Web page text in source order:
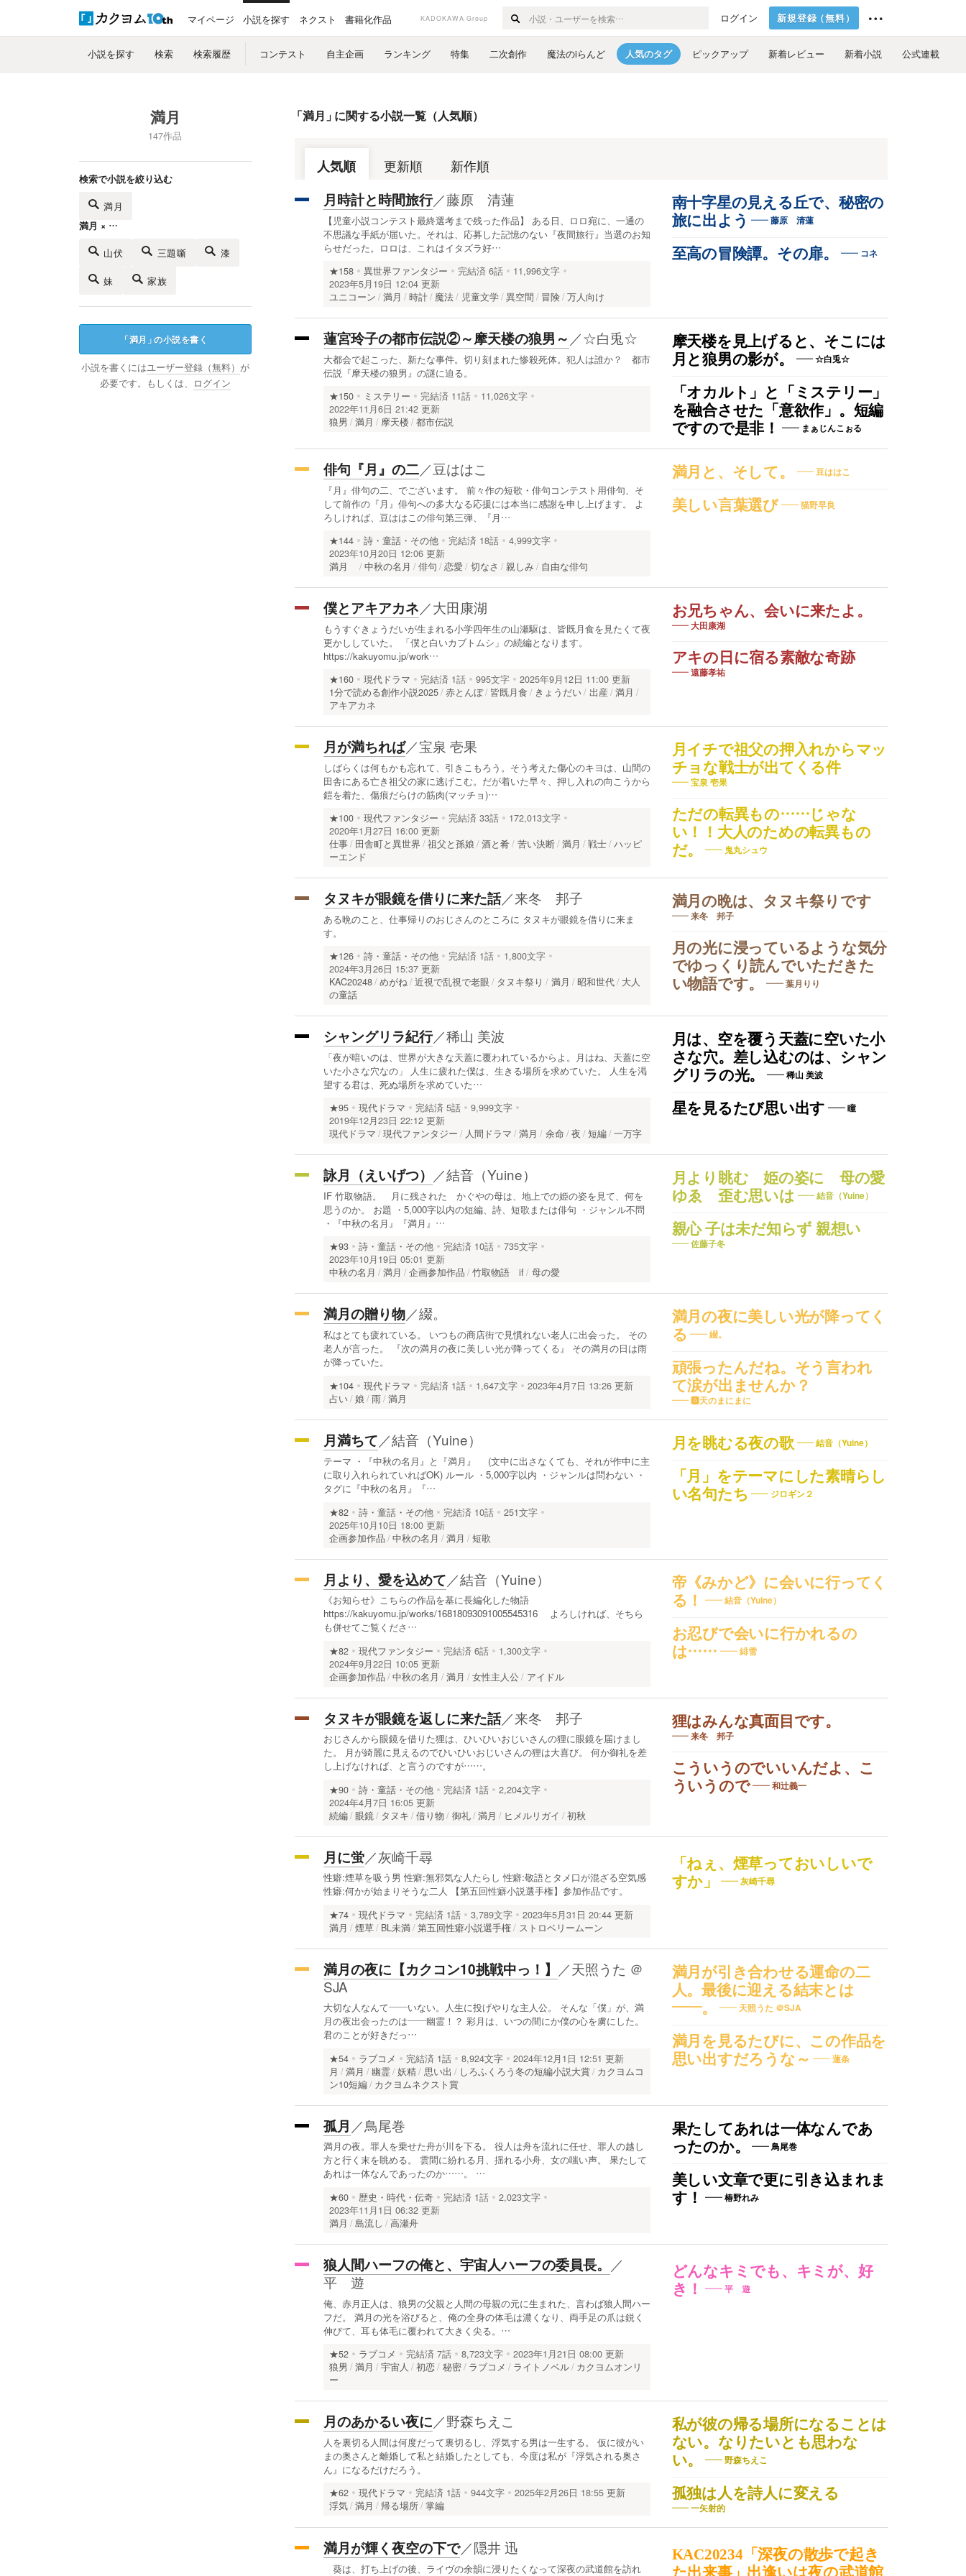
マイページ 小説を探す ネクスト 書籍化作品 KADOKAWA Group ログイン 新規登録（無料）
小説を探す 検索 検索履歴 コンテスト 自主企画 ランキング 特集 二次創作 魔法のiらんど 人気のタグ ピックアップ 新着レビュー 新着小説 公式連載
満月
147作品
検索で小説を絞り込む
満月
満月 × …
山伏 三題噺 漆
妹 家族
「満月 」の小説を書く
小説を書くにはユーザー登録（無料） が
必要です。もしくは、
ログイン
「満月 」に関する小説一覧（人気順）
人気順 更新順 新作順
南十字星の見える丘で、秘密の
旅に出よう
藤原 清蓮
至高の冒険譚。その扉。 コネ
月時計と時間旅行／藤原 清蓮
【児童小説コンテスト最終選考まで残った作品】 ある日、ロロ宛に、一通の
不思議な手紙が届いた。それは、応募した記憶のない『夜間旅行』当選のお知
らせだった。ロロは、これはイタズラ好…
★158 異世界ファンタジー 完結済 6話
11,996文字
2023年5月19日 12:04 更新
ユニコーン
満月 時計 魔法 児童文学 異空間 冒険 万人向け
摩天楼を見上げると、そこには
月と狼男の影が。
☆白兎☆
「オカルト」と「ミステリー」
を融合させた「意欲作」。短編
ですので是非！
まぁじんこぉる
蓮宮玲子の都市伝説②～摩天楼の狼男～ ／☆白兎☆
大都会で起こった、新たな事件。切り刻まれた惨殺死体。犯人は誰か？ 都市
伝説『摩天楼の狼男』の謎に迫る。
★150 ミステリー 完結済 11話
11,026文字
2022年11月6日 21:42 更新
狼男
満月 摩天楼 都市伝説
満月と、そして。 豆ははこ
美しい言葉選び 猫野早良
俳句『月』の二／豆ははこ
『月』俳句の二、でございます。 前々作の短歌・俳句コンテスト用俳句、そ
して前作の『月』俳句への多大なる応援には本当に感謝を申し上げます。 よ
ろしければ、豆ははこの俳句第三弾、『月…
★144 詩・童話・その他 完結済 18話
4,999文字
2023年10月20日 12:06 更新
満月
中秋の名月 俳句 恋愛 切なさ 親しみ 自由な俳句
お兄ちゃん、会いに来たよ。
大田康湖
アキの日に宿る素敵な奇跡
遠藤孝祐
僕とアキアカネ／大田康湖
もうすぐきょうだいが生まれる小学四年生の山瀬駆は、皆既月食を見たくて夜
更かししていた。 「僕と白いカブトムシ」の続編となります。
https://kakuyomu.jp/work…
★160 現代ドラマ 完結済 1話 995文字
2025年9月12日 11:00 更新
1分で読める創作小説2025 赤とんぼ 皆既月食 きょうだい 出産
満月
アキアカネ
月イチで祖父の押入れからマッ
チョな戦士が出てくる件
宝泉 壱果
ただの転異もの……じゃな
い！！大人のための転異もの
だ。
鬼丸シュウ
月が満ちれば／宝泉 壱果
しばらくは何もかも忘れて、引きこもろう。そう考えた傷心のキヨは、山間の
田舎にある亡き祖父の家に逃げこむ。だが着いた早々、押し入れの向こうから
鎧を着た、傷痕だらけの筋肉(マッチョ)…
★100 現代ファンタジー 完結済 33話
172,013文字
2020年1月27日 16:00 更新
仕事
田舎町と異世界 祖父と孫娘 酒と肴 苦い決断 満月 戦士 ハッピ
ーエンド
満月の晩は、タヌキ祭りです
来冬 邦子
月の光に浸っているような気分
でゆっくり読んでいただきた
い物語です。
葉月りり
タヌキが眼鏡を借りに来た話／来冬 邦子
ある晩のこと、仕事帰りのおじさんのところに タヌキが眼鏡を借りに来ま
す。
★126 詩・童話・その他 完結済 1話
1,800文字
2024年3月26日 15:37 更新
KAC20248 めがね 近視で乱視で老眼 タヌキ祭り 満月 昭和世代
大人
の童話
月は、空を覆う天蓋に空いた小
さな穴。差し込むのは、シャン
グリラの光。
稀山 美波
星を見るたび思い出す 瞳
シャングリラ紀行／稀山 美波
「夜が暗いのは、世界が大きな天蓋に覆われているからよ。月はね、天蓋に空
いた小さな穴なの」 人生に疲れた僕は、生きる場所を求めていた。 人生を渇
望する君は、死ぬ場所を求めていた…
★95 現代ドラマ 完結済 5話
9,999文字
2019年12月23日 22:12 更新
現代ドラマ
現代ファンタジー 人間ドラマ 満月 余命 夜 短編 一万字
月より眺む 姫の姿に 母の愛
ゆゑ 歪む思いは
結音（Yuine）
親心 子は未だ知らず 親想い
佐藤子冬
詠月（えいげつ） ／結音（Yuine）
IF 竹取物語。 月に残された かぐやの母は、地上での姫の姿を見て、何を
思うのか。 お題 ・5,000字以内の短編、詩、短歌または俳句 ・ジャンル不問
・『中秋の名月』『満月』…
★93 詩・童話・その他 完結済 10話
735文字
2023年10月19日 05:01 更新
中秋の名月
満月 企画参加作品 竹取物語 if 母の愛
満月の夜に美しい光が降ってく
る
綴。
頑張ったんだね。そう言われ
て涙が出ませんか？
🅰️天のまにまに
満月の贈り物／綴。
私はとても疲れている。 いつもの商店街で見慣れない老人に出会った。 その
老人が言った。 『次の満月の夜に美しい光が降ってくる』 その満月の日は雨
が降っていた。
★104 現代ドラマ 完結済 1話 1,647文字
2023年4月7日 13:26 更新
占い 娘 雨 満月
月を眺むる夜の歌 結音（Yuine）
「月」をテーマにした素晴らし
い名句たち
ジロギン２
月満ちて／結音（Yuine）
テーマ ・『中秋の名月』と『満月』 (文中に出さなくても、それが作中に主
に取り入れられていればOK) ルール ・5,000字以内 ・ジャンルは問わない ・
タグに『中秋の名月』『…
★82 詩・童話・その他 完結済 10話
251文字
2025年10月10日 18:00 更新
企画参加作品
中秋の名月 満月 短歌
帝《みかど》に会いに行ってく
る！
結音（Yuine）
お忍びで会いに行かれるの
は……
緋雪
月より、愛を込めて／結音（Yuine）
《お知らせ》こちらの作品を基に長編化した物語
https://kakuyomu.jp/works/16818093091005545316 よろしければ、そちら
も併せてご覧くださ…
★82 現代ファンタジー 完結済 6話
1,300文字
2024年9月22日 10:05 更新
企画参加作品
中秋の名月 満月 女性主人公 アイドル
狸はみんな真面目です。
来冬 邦子
こういうのでいいんだよ、こ
ういうので
和辻義一
タヌキが眼鏡を返しに来た話／来冬 邦子
おじさんから眼鏡を借りた狸は、ひいひいおじいさんの狸に眼鏡を届けまし
た。 月が綺麗に見えるのでひいひいおじいさんの狸は大喜び。 何か御礼を差
し上げなければ、と言うのですが……。
★90 詩・童話・その他 完結済 1話
2,204文字
2024年4月7日 16:05 更新
続編 眼鏡 タヌキ 借り物 御礼 満月 ヒメルリガイ 初秋
「ねぇ、煙草っておいしいで
すか」
灰崎千尋
月に蛍／灰崎千尋
性癖:煙草を吸う男 性癖:無邪気な人たらし 性癖:敬語とタメ口が混ざる空気感
性癖:何かが始まりそうな二人 【第五回性癖小説選手権】参加作品です。
★74 現代ドラマ 完結済 1話 3,789文字
2023年5月31日 20:44 更新
満月
煙草 BL未満 第五回性癖小説選手権 ストロベリームーン
満月が引き合わせる運命の二
人。最後に迎える結末とは
――。
天照うた ＠SJA
満月を見るたびに、この作品を
思い出すだろうな～
蓮条
満月の夜に【カクコン10挑戦中っ！】 ／天照うた ＠
SJA
大切な人なんて――いない。人生に投げやりな主人公。 そんな「僕」が、満
月の夜出会ったのは――幽霊！？ 彩月は、いつの間にか僕の心を虜にした。
君のことが好きだっ…
★54 ラブコメ 完結済 1話 8,924文字
2024年12月1日 12:51 更新
月
満月 幽霊 妖精 思い出 しろふくろう冬の短編小説大賞
カクヨムコ
ン10短編
カクヨムネクスト賞
果たしてあれは一体なんであ
ったのか。
鳥尾巻
美しい文章で更に引き込まれま
す！
椿野れみ
孤月 ／鳥尾巻
満月の夜。罪人を乗せた舟が川を下る。 役人は舟を流れに任せ、罪人の越し
方と行く末を眺める。 雲間に紛れる月、揺れる小舟、女の嗤い声。 果たして
あれは一体なんであったのか……。 …
★60 歴史・時代・伝奇 完結済 1話
2,023文字
2023年11月1日 06:32 更新
満月
島流し 高瀬舟
どんなキミでも、キミが、好
き！
平 遊
狼人間ハーフの俺と、宇宙人ハーフの委員長。 ／
平 遊
俺、赤月正人は、狼男の父親と人間の母親の元に生まれた、言わば狼人間ハー
フだ。 満月の光を浴びると、俺の全身の体毛は濃くなり、両手足の爪は鋭く
伸びて、耳も体毛に覆われて大きく尖る。…
★52 ラブコメ 完結済 7話 8,723文字
2023年1月21日 08:00 更新
狼男
満月 宇宙人 初恋 秘密 ラブコメ ライトノベル
カクヨムオンリ
ー
私が彼の帰る場所になることは
ない。なりたいとも思わな
い。
野森ちえこ
孤独は人を詩人に変える
一矢射的
月のあかるい夜に／野森ちえこ
人を裏切る人間は何度だって裏切るし、浮気する男は一生する。 仮に彼がい
まの奥さんと離婚して私と結婚したとしても、今度は私が『浮気される奥さ
ん』になるだけだろう。
★62 現代ドラマ 完結済 1話 944文字
2025年2月26日 18:55 更新
浮気 満月 帰る場所 掌編
KAC20234「深夜の散歩で起き
た出来事」出逢いは夜の武道館
満月が輝く夜空の下で／隠井 迅
葵は、打ち上げの後、ライヴの余韻に浸りたくなって深夜の武道館を訪れ